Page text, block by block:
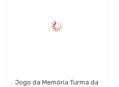
Jogo da Memória Turma da